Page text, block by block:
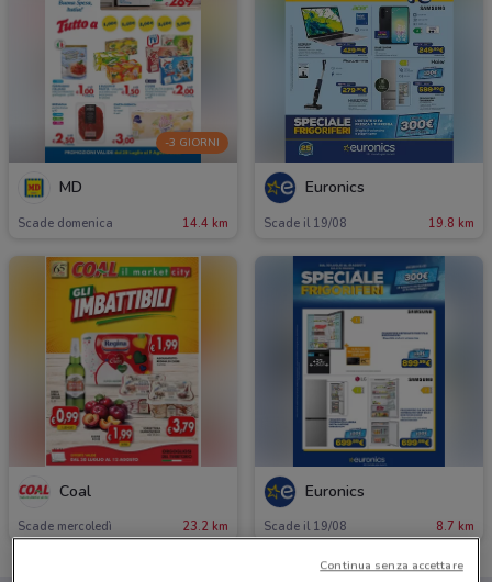
-3 GIORNI
MD
Scade domenica 14.4 km
Euronics
Scade il 19/08 19.8 km
Coal
Scade mercoledì 23.2 km
Euronics
Scade il 19/08 8.7 km
Continua senza accettare